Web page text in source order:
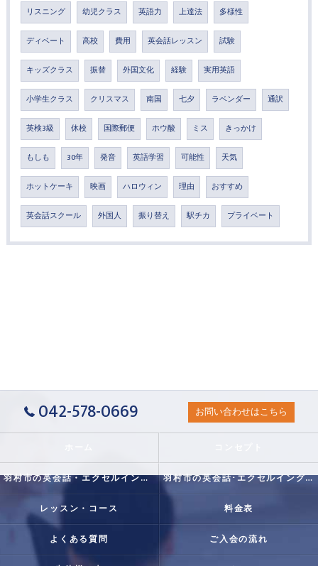
リスニング 幼児クラス 英語力 上達法 多様性
ディベート 高校 費用 英会話レッスン 試験
キッズクラス 振替 外国文化 経験 実用英語
小学生クラス クリスマス 南国 七夕 ラベンダー 通訳
英検3級 休校 国際郵便 ホウ酸 ミス きっかけ
もしも 30年 発音 英語学習 可能性 天気
ホットケーキ 映画 ハロウィン 理由 おすすめ
英会話スクール 外国人 振り替え 駅チカ プライベート
042-578-0669 お問い合わせはこちら
羽村市の英会話・エクセルイングリッシュクラブの口コミ情報 羽村市の英会話･エクセルイングリッシュクラブの評判
レッスン・コース 料金表
よくある質問 ご入会の流れ